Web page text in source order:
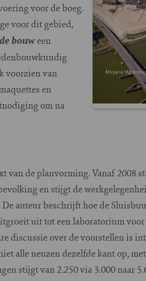
voor de boeg.
voor dit gebied,
bouw een
voorzien van
en
om na
van de planvorming. Vanaf 2008
en stijgt de
auteur beschrijft hoe de
uit tot een laboratorium
discussie over de voorstellen is
alle neuzen dezelfde kant op,
stijgt van 2.250 via 3.000 naar